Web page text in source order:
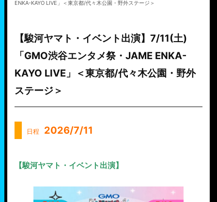
ENKA-KAYO LIVE」＜東京都/代々木公園・野外ステージ＞
【駿河ヤマト・イベント出演】7/11(土)
「GMO渋谷エンタメ祭・JAME ENKA-
KAYO LIVE」＜東京都/代々木公園・野外
ステージ＞
日程 2026/7/11
【駿河ヤマト・イベント出演】